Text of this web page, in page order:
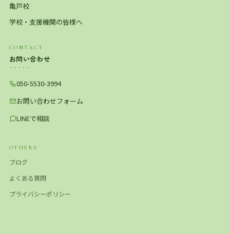
亀戸校
学校・支援機関の皆様へ
CONTACT
お問い合わせ
050-5530-3994
お問い合わせフォーム
LINEで相談
OTHERS
ブログ
よくある質問
プライバシーポリシー